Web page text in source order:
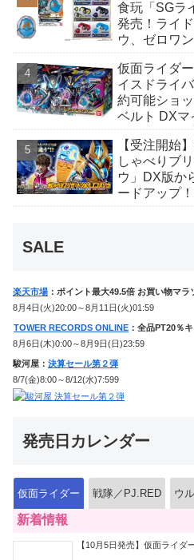
食玩「SGラ
発売！ライ
ウ、ゼロワ
仮面ライダ
イスドライ
約可能ショ
ベルト DXマ
【受注開始
しゃべりブ
ウ」DX版か
ードアップ
SALE
楽天市場 ：ポイント最大49.5倍 お買い物マラ
8月4日(火)20:00～8月11日(火)01:59
TOWER RECORDS ONLINE ：全品PT20％
8月6日(木)0:00～8月9日(日)23:59
駿河屋： 決算セール第２弾
8/7(金)8:00～8/12(水)7:599
発売日カレンダー
仮面ライダー 戦隊／PJ.RED ウ
新着情報
【10月5日発売】仮面ライ